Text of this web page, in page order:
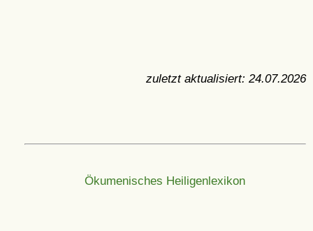
zuletzt aktualisiert: 24.07.2026
Ökumenisches Heiligenlexikon